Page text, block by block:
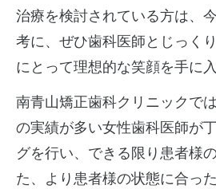
治療を検討されている方は、
考に、ぜひ歯科医師とじっく
にとって理想的な笑顔を手に
南青山矯正歯科クリニックで
の実績が多い女性歯科医師が
グを行い、できる限り患者様
た、より患者様の状態に合っ